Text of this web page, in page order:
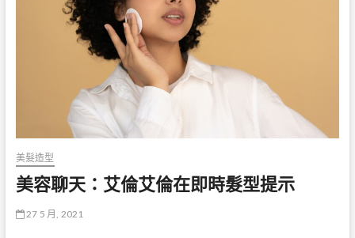
美髮造型
美容聊天：艾倫艾倫在即時髮型提示
27 5 月, 2021